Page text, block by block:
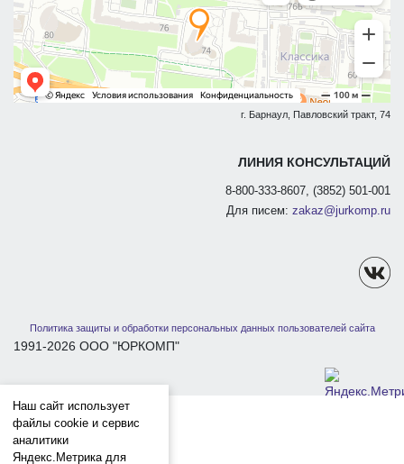
г. Барнаул, Павловский тракт, 74
ЛИНИЯ КОНСУЛЬТАЦИЙ
8-800-333-8607, (3852) 501-001
Для писем: zakaz@jurkomp.ru
Политика защиты и обработки персональных данных пользователей сайта
1991-2026 ООО "ЮРКОМП"
Наш сайт использует
файлы cookie и сервис
аналитики
Яндекс.Метрика для